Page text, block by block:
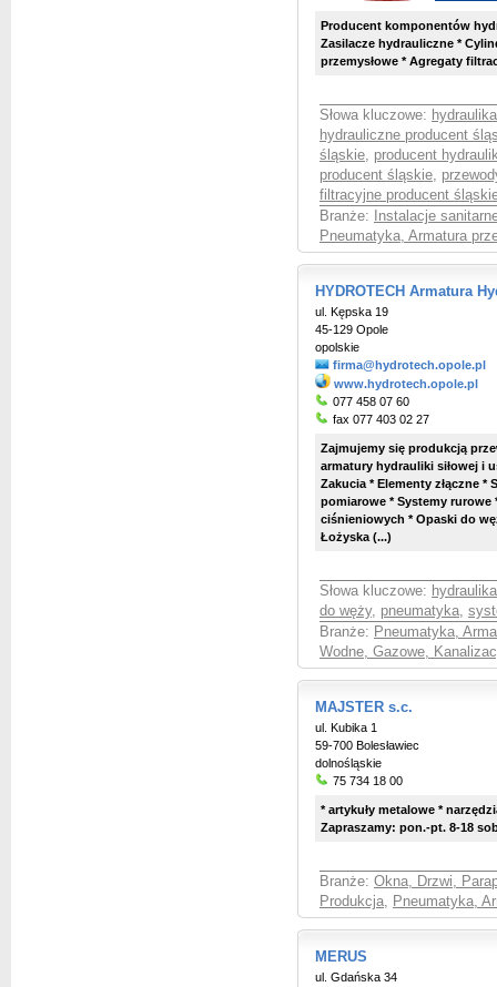
Producent komponentów
Zasilacze hydrauliczne *
przemysłowe * Agregaty
Słowa kluczowe:
hydrauliczne producent
śląskie, producent
producent śląskie,
filtracyjne producent
Branże:
Instalacje
Pneumatyka, Armatura
HYDROTECH Armatura
ul. Kępska 19
45-129 Opole
opolskie
firma@hydrotech.opole.pl
www.hydrotech.opole.pl
077 458 07 60
fax 077 403 02 27
Zajmujemy się produkcją
armatury hydrauliki siłowej i
Zakucia * Elementy złączne *
pomiarowe * Systemy rurowe
ciśnieniowych * Opaski do
Łożyska (...)
Słowa kluczowe:
do węży, pneumatyka,
Branże: Pneumatyka,
Wodne, Gazowe,
MAJSTER s.c.
ul. Kubika 1
59-700 Bolesławiec
dolnośląskie
75 734 18 00
* artykuły metalowe *
Zapraszamy: pon.-pt. 8-18
Branże: Okna, Drzwi,
Produkcja, Pneumatyka,
MERUS
ul. Gdańska 34